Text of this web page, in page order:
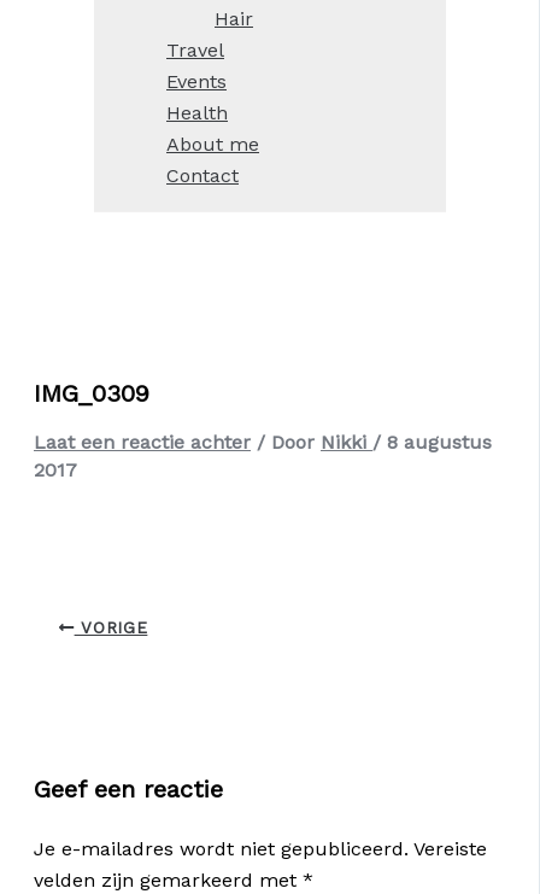
Hair
Travel
Events
Health
About me
Contact
IMG_0309
Laat een reactie achter / Door Nikki / 8 augustus
2017
VORIGE
Geef een reactie
Je e-mailadres wordt niet gepubliceerd. Vereiste
velden zijn gemarkeerd met *